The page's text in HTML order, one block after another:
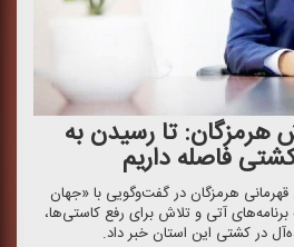
هرمزگان: تا رسیدن به
فاصله داریم
هرمزگان در گفت‌وگویی با «جهان
آتی و تلاش برای رفع كاستی‌ها،
در كشتی این استان خبر داد.